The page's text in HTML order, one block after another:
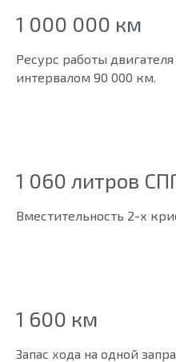
1 000 000 км
Ресурс работы
интервалом 90 000 км.
1 060 литров
Вместительность 2-х
1 600 км
Запас хода на одной